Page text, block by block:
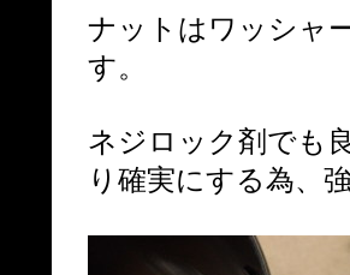
ナットはワッシャ
す。
ネジロック剤でも
り確実にする為、